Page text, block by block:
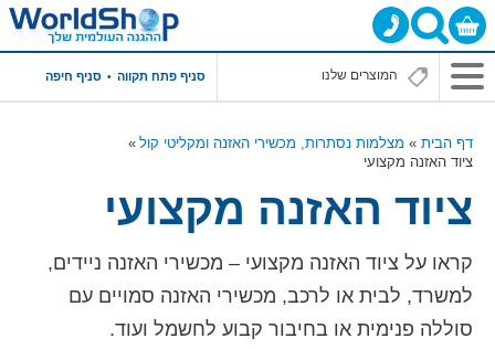
סניף פתח תקווה סניף חיפה
דף הבית
מצלמות נסתרות, מכשירי האזנה ומקליטי קול
ציוד האזנה מקצועי
ציוד האזנה מקצועי
קראו על ציוד האזנה מקצועי – מכשירי האזנה ניידים,
למשרד, לבית או לרכב, מכשירי האזנה סמויים עם
סוללה פנימית או בחיבור קבוע לחשמל ועוד.